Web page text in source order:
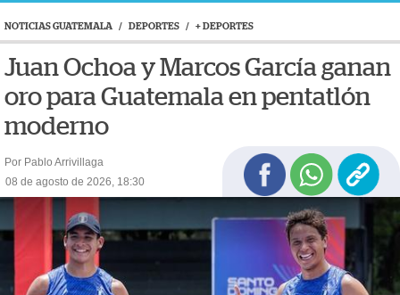
NOTICIAS GUATEMALA / DEPORTES / + DEPORTES
Juan Ochoa y Marcos García ganan
oro para Guatemala en pentatlón
moderno
Por Pablo Arrivillaga
08 de agosto de 2026, 18:30